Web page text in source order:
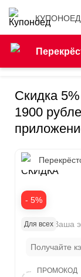
КУПОНОЕД
Скидка
1900
- 5%
5%
СКИДКА
Ваша
Получайте
Для всех